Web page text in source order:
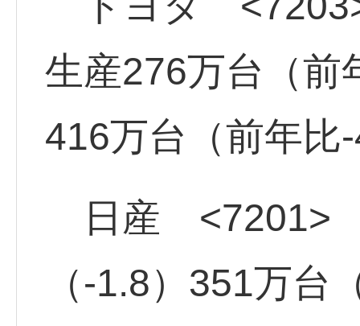
生産276万台（前
416万台（前年比
日産 <7201>
（-1.8）351万